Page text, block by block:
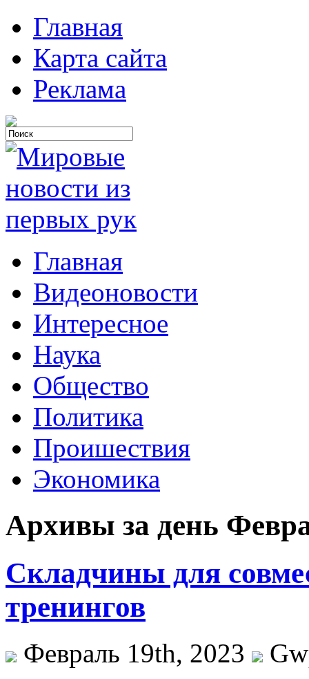
Главная
Карта сайта
Реклама
Главная
Видеоновости
Интересное
Наука
Общество
Политика
Проишествия
Экономика
Архивы за день
Складчины для
тренингов
Февраль 19th, 2023